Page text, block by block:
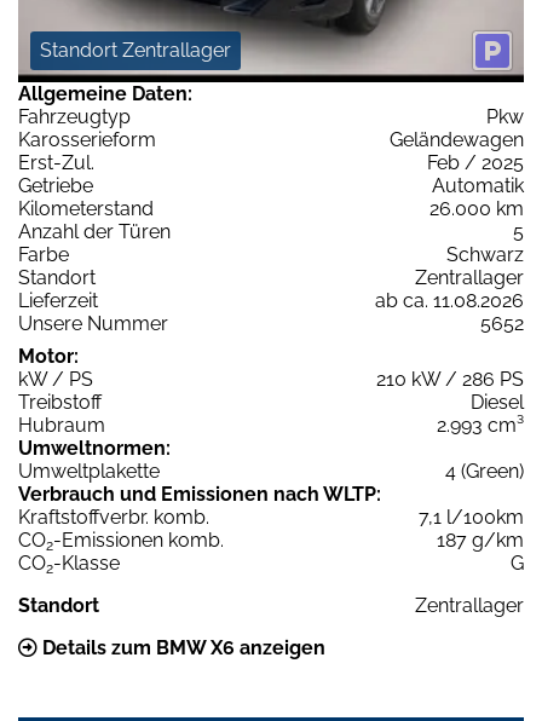
Standort Zentrallager
Allgemeine Daten:
Fahrzeugtyp
Pkw
Karosserieform
Geländewagen
Erst-Zul.
Feb / 2025
Getriebe
Automatik
Kilometerstand
26.000 km
Anzahl der Türen
5
Farbe
Schwarz
Standort
Zentrallager
Lieferzeit
ab ca. 11.08.2026
Unsere Nummer
5652
Motor:
kW / PS
210 kW / 286 PS
Treibstoff
Diesel
Hubraum
2.993 cm³
Umweltnormen:
Umweltplakette
4 (Green)
Verbrauch und Emissionen nach WLTP:
Kraftstoffverbr. komb.
7,1 l/100km
CO2-Emissionen komb.
187 g/km
CO2-Klasse
G
Standort
Zentrallager
Details zum BMW X6 anzeigen